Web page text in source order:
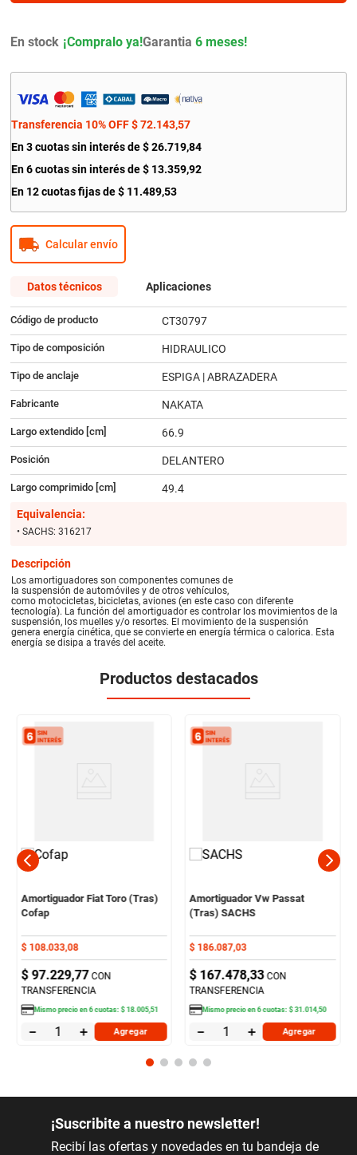
En stock Garantia 6 meses!
Transferencia 10% OFF $ 72.143,57
En 3 cuotas sin interés de $ 26.719,84
En 6 cuotas sin interés de$ 13.359,92
En 12 cuotas fijas de $ 11.489,53
Calcular envío
Datos técnicos Aplicaciones
Código de producto CT30797
Tipo de composición HIDRAULICO
Tipo de anclaje ESPIGA | ABRAZADERA
Fabricante NAKATA
Largo extendido [cm] 66.9
Posición DELANTERO
Largo comprimido [cm]
49.4
Equivalencia:
• SACHS: 316217
Descripción
Los amortiguadores son componentes comunes de
la suspensión de automóviles y de otros vehículos,
como motocicletas, bicicletas, aviones (en este caso con diferente
tecnología). La función del amortiguador es controlar los movimientos de la
suspensión, los muelles y/o resortes. El movimiento de la suspensión
genera energía cinética, que se convierte en energía térmica o calorica. Esta
energía se disipa a través del aceite.
Productos destacados
Amortiguador Fiat Toro (Tras)
Cofap
$ 108.033,08
$ 97.229,77 CON
TRANSFERENCIA
Mismo precio en6cuotas:$ 18.005,51
＋
－ Agregar
Amortiguador Vw Passat
(Tras) SACHS
$ 186.087,03
$ 167.478,33 CON
TRANSFERENCIA
Mismo precio en6cuotas:$ 31 .014,50
＋
－ Agregar
¡Suscribite a nuestro newsletter!
Recibí las ofertas y novedades en tu bandeja de
9.
amortiguador
10
bmw